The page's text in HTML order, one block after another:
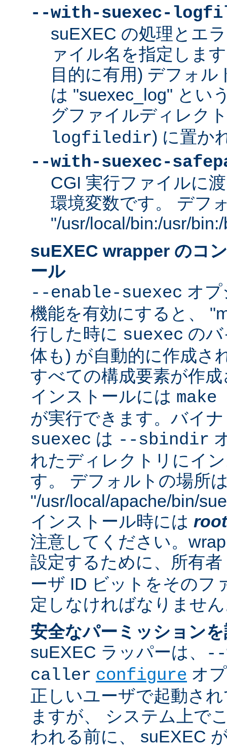
--with-suexec-
suEXEC の処理とエ
ァイル名を指定しま
目的に有用) デフォ
は "suexec_log" とい
グファイルディレク
logfiledir) に置か
--with-suexec-
CGI 実行ファイルに
環境変数です。 デフ
"/usr/local/bin:/usr/
suEXEC wrapper のコ
ール
--enable-suexec オ
機能を有効にすると、
行した時に suexec の
体も) が自動的に作成さ
すべての構成要素が作
インストールには
が実行できます。バイ
suexec は --sbindir
れたディレクトリにイ
す。 デフォルトの場所
"/usr/local/apache/bin/
インストール時には root
注意してください。
設定するために、所有者
ーザ ID ビットをそのフ
定しなければなりませ
安全なパーミッション
suEXEC ラッパーは、
caller configure オ
正しいユーザで起動さ
ますが、 システム上で
われる前に、 suEXEC